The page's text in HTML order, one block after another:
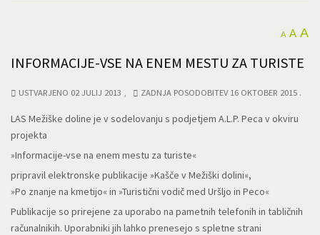
A A A
INFORMACIJE-VSE NA ENEM MESTU ZA TURISTE
USTVARJENO 02 JULIJ 2013 ZADNJA POSODOBITEV 16 OKTOBER 2015
LAS Mežiške doline je v sodelovanju s podjetjem A.L.P. Peca v okviru
projekta
»Informacije-vse na enem mestu za turiste«
pripravil elektronske publikacije »Kašče v Mežiški dolini«,
»Po znanje na kmetijo« in »Turistični vodič med Uršljo in Peco«
Publikacije so prirejene za uporabo na pametnih telefonih in tabličnih
računalnikih. Uporabniki jih lahko prenesejo s spletne strani